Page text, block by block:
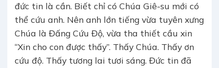
đức tin là cần. Biết chỉ có Chúa Giê-su mới có
thể cứu anh. Nên anh lớn tiếng vừa tuyên xưng
Chúa là Đấng Cứu Độ, vừa tha thiết cầu xin
“Xin cho con được thấy”. Thấy Chúa. Thấy ơn
cứu độ. Thấy tương lai tươi sáng. Đức tin đã